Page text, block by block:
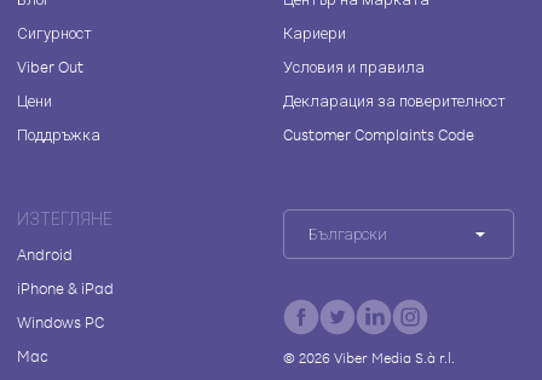
Сигурност
Viber Out
Цени
Поддръжка
Кариери
Условия и правила
Декларация за поверителност
Customer Complaints Code
ИЗТЕГЛЯНЕ
Android
iPhone & iPad
Windows PC
Mac
Български
© 2026Viber Media S.à r.l.